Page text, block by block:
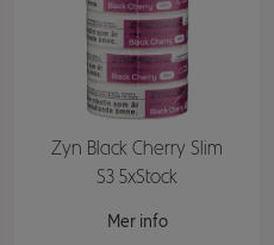
Zyn Black Cherry Slim
S3 5xStock
Mer info